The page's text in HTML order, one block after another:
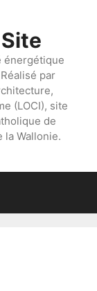
énergétique
par
(LOCI), site
de
la Wallonie.